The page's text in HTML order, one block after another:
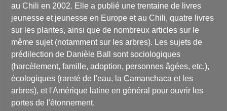
au Chili en 2002. Elle a publié une trentaine de livres
jeunesse et jeunesse en Europe et au Chili, quatre livres
sur les plantes, ainsi que de nombreux articles sur le
même sujet (notamment sur les arbres). Les sujets de
prédilection de Danièle Ball sont sociologiques
(harcèlement, famille, adoption, personnes âgées, etc.),
écologiques (rareté de l'eau, la Camanchaca et les
arbres), et l'Amérique latine en général pour ouvrir les
portes de l'étonnement.